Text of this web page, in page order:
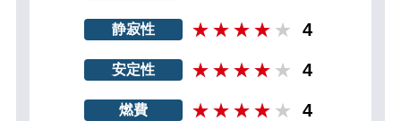
静寂性 4
安定性 4
燃費 4